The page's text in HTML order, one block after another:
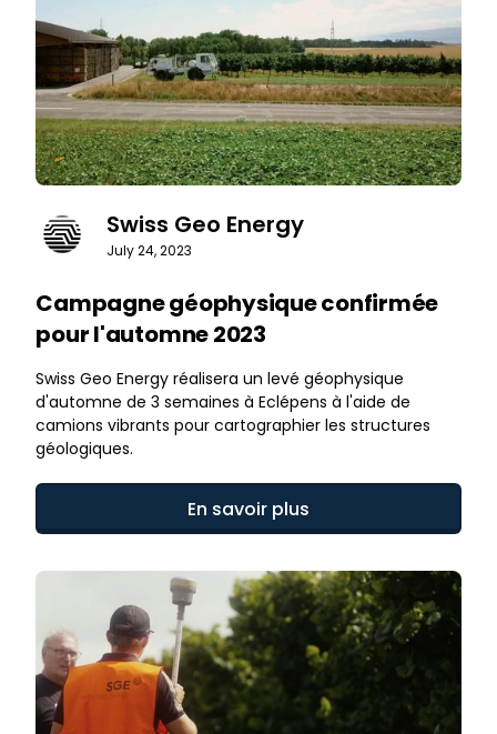
Swiss Geo Energy
July 24, 2023
Campagne géophysique confirmée
pour l'automne 2023
Swiss Geo Energy réalisera un levé géophysique
d'automne de 3 semaines à Eclépens à l'aide de
camions vibrants pour cartographier les structures
géologiques.
En savoir plus